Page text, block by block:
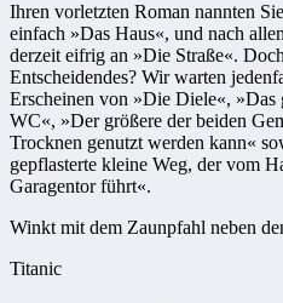
Ihren vorletzten Roman nannten
einfach »Das Haus«, und nach
derzeit eifrig an »Die Straße«.
Entscheidendes? Wir warten
Erscheinen von »Die Diele«,
WC«, »Der größere der beiden
Trocknen genutzt werden kann«
gepflasterte kleine Weg, der vom
Garagentor führt«.
Winkt mit dem Zaunpfahl neben
Titanic